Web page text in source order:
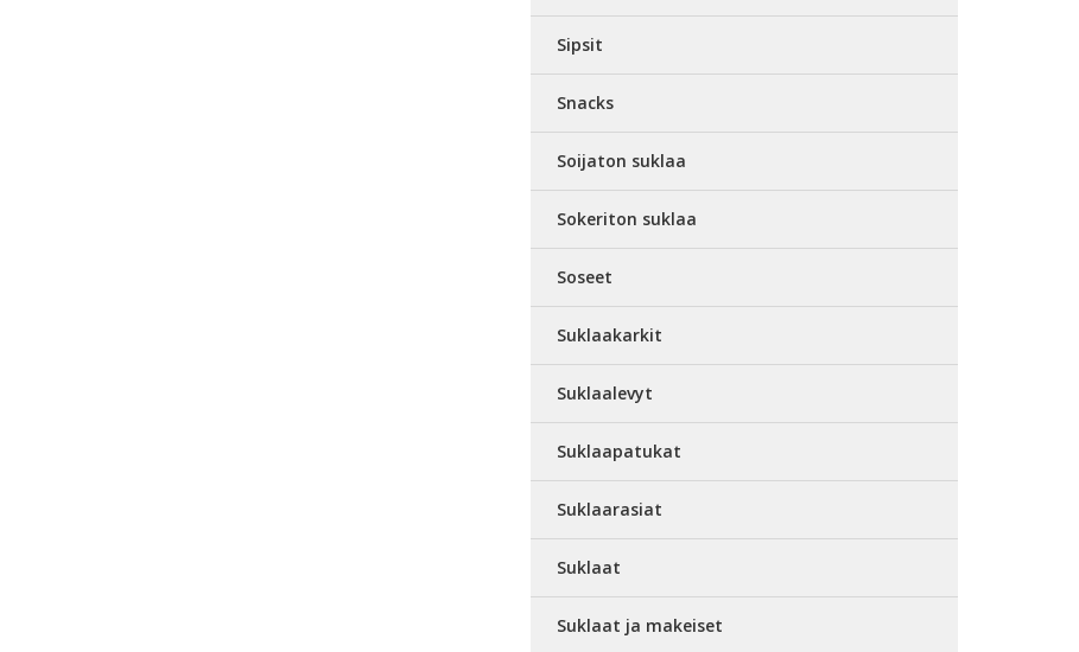
Sipsit
Snacks
Soijaton suklaa
Sokeriton suklaa
Soseet
Suklaakarkit
Suklaalevyt
Suklaapatukat
Suklaarasiat
Suklaat
Suklaat ja makeiset